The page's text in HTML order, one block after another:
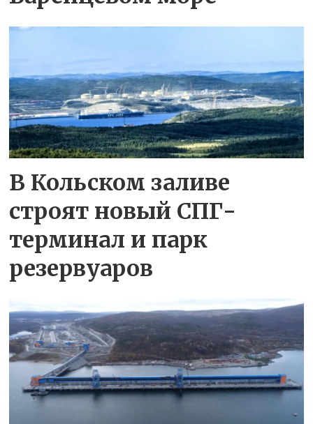
В Кольском заливе
строят новый СПГ-
терминал и парк
резервуаров